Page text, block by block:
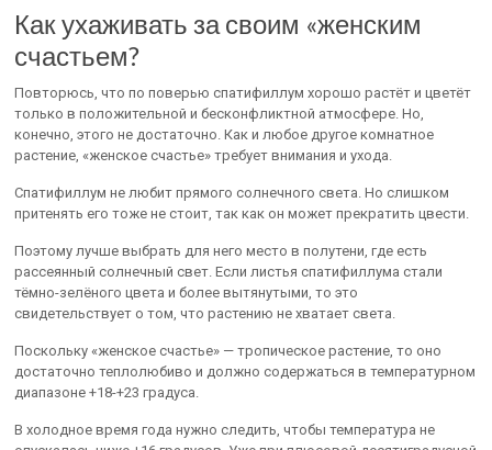
Как ухаживать за своим «женским
счастьем?
Повторюсь, что по поверью спатифиллум хорошо растёт и цветёт
только в положительной и бесконфликтной атмосфере. Но,
конечно, этого не достаточно. Как и любое другое комнатное
растение, «женское счастье» требует внимания и ухода.
Спатифиллум не любит прямого солнечного света. Но слишком
притенять его тоже не стоит, так как он может прекратить цвести.
Поэтому лучше выбрать для него место в полутени, где есть
рассеянный солнечный свет. Если листья спатифиллума стали
тёмно-зелёного цвета и более вытянутыми, то это
свидетельствует о том, что растению не хватает света.
Поскольку «женское счастье» — тропическое растение, то оно
достаточно теплолюбиво и должно содержаться в температурном
диапазоне +18-+23 градуса.
В холодное время года нужно следить, чтобы температура не